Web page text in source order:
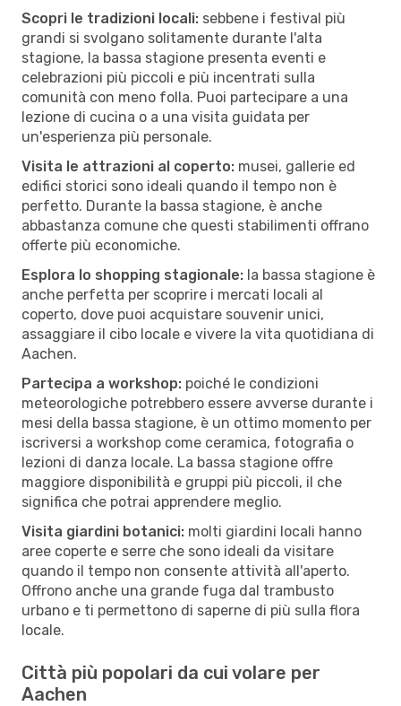
Scopri le tradizioni locali: sebbene i festival più
grandi si svolgano solitamente durante l'alta
stagione, la bassa stagione presenta eventi e
celebrazioni più piccoli e più incentrati sulla
comunità con meno folla. Puoi partecipare a una
lezione di cucina o a una visita guidata per
un'esperienza più personale.
Visita le attrazioni al coperto: musei, gallerie ed
edifici storici sono ideali quando il tempo non è
perfetto. Durante la bassa stagione, è anche
abbastanza comune che questi stabilimenti offrano
offerte più economiche.
Esplora lo shopping stagionale: la bassa stagione è
anche perfetta per scoprire i mercati locali al
coperto, dove puoi acquistare souvenir unici,
assaggiare il cibo locale e vivere la vita quotidiana di
Aachen.
Partecipa a workshop: poiché le condizioni
meteorologiche potrebbero essere avverse durante i
mesi della bassa stagione, è un ottimo momento per
iscriversi a workshop come ceramica, fotografia o
lezioni di danza locale. La bassa stagione offre
maggiore disponibilità e gruppi più piccoli, il che
significa che potrai apprendere meglio.
Visita giardini botanici: molti giardini locali hanno
aree coperte e serre che sono ideali da visitare
quando il tempo non consente attività all'aperto.
Offrono anche una grande fuga dal trambusto
urbano e ti permettono di saperne di più sulla flora
locale.
Città più popolari da cui volare per
Aachen